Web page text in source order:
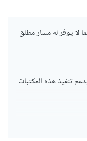
لا يوفر له مسار مطلق
تنفيذ هذه المكتبات